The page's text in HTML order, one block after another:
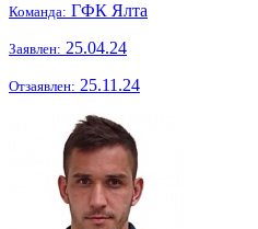
Команда: ГФК Ялта
Заявлен: 25.04.24
Отзаявлен: 25.11.24